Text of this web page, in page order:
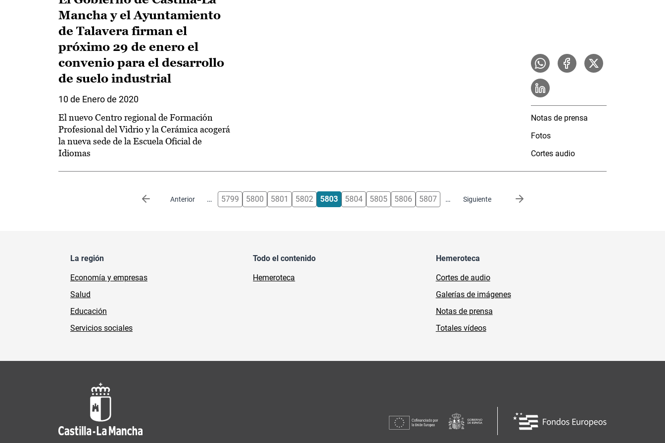
Mancha y el Ayuntamiento
de Talavera firman el
próximo 29 de enero el
convenio para el desarrollo
de suelo industrial
10 de Enero de 2020
El nuevo Centro regional de Formación
Profesional del Vidrio y la Cerámica acogerá
la nueva sede de la Escuela Oficial de
Idiomas
Notas de prensa
Fotos
Cortes audio
Anterior
Página anterior … 5799 5800 5801 5802 5803 5804 5805 5806 5807 … Siguiente
Siguiente página
La región
Economía y empresas
Salud
Educación
Servicios sociales
Todo el contenido
Hemeroteca
Hemeroteca
Cortes de audio
Galerías de imágenes
Notas de prensa
Totales vídeos